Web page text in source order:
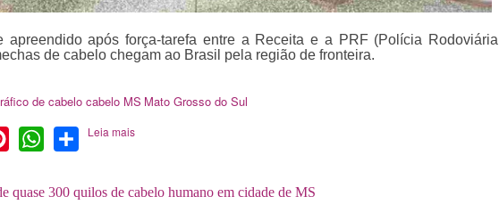
apreendido após força-tarefa entre a Receita e a PRF (Polícia Rodoviária
de cabelo chegam ao Brasil pela região de fronteira.
de cabelo cabelo MS Mato Grosso do Sul
PinterestWhatsApp
Share
Leia mais
quase 300 quilos de cabelo humano em cidade de MS